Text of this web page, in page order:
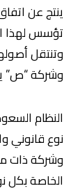
ينتج عن
تؤسس لهذا
وتنتقل
وشركة “ص”
النظام
نوع قانوني
وشركة ذات
الخاصة بكل